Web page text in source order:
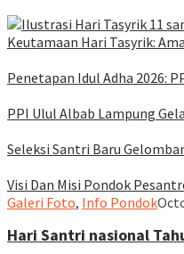
Keutamaan Hari Tasyrik:
Penetapan Idul Adha 2026:
PPI Ulul Albab Lampung
Seleksi Santri Baru
Visi Dan Misi Pondok
Blog
Galeri Foto, Info Pondok
Hari Santri nasional